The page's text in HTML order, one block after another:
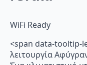
WiFi Ready
<span data-tooltip-
λειτουργία